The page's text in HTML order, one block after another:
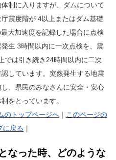
制に入りますが、ダムについて
震度階が 4以上またはダム基礎
大加速度を記録した場合に点検
生 3時間以内に一次点検を、震
では引き続き24時間以内に二次
しています。突然発生する地震
、県民のみなさんに安全・安心
をとっています。
のトップページへ｜ このページの
に戻る ｜
なった時、どのような